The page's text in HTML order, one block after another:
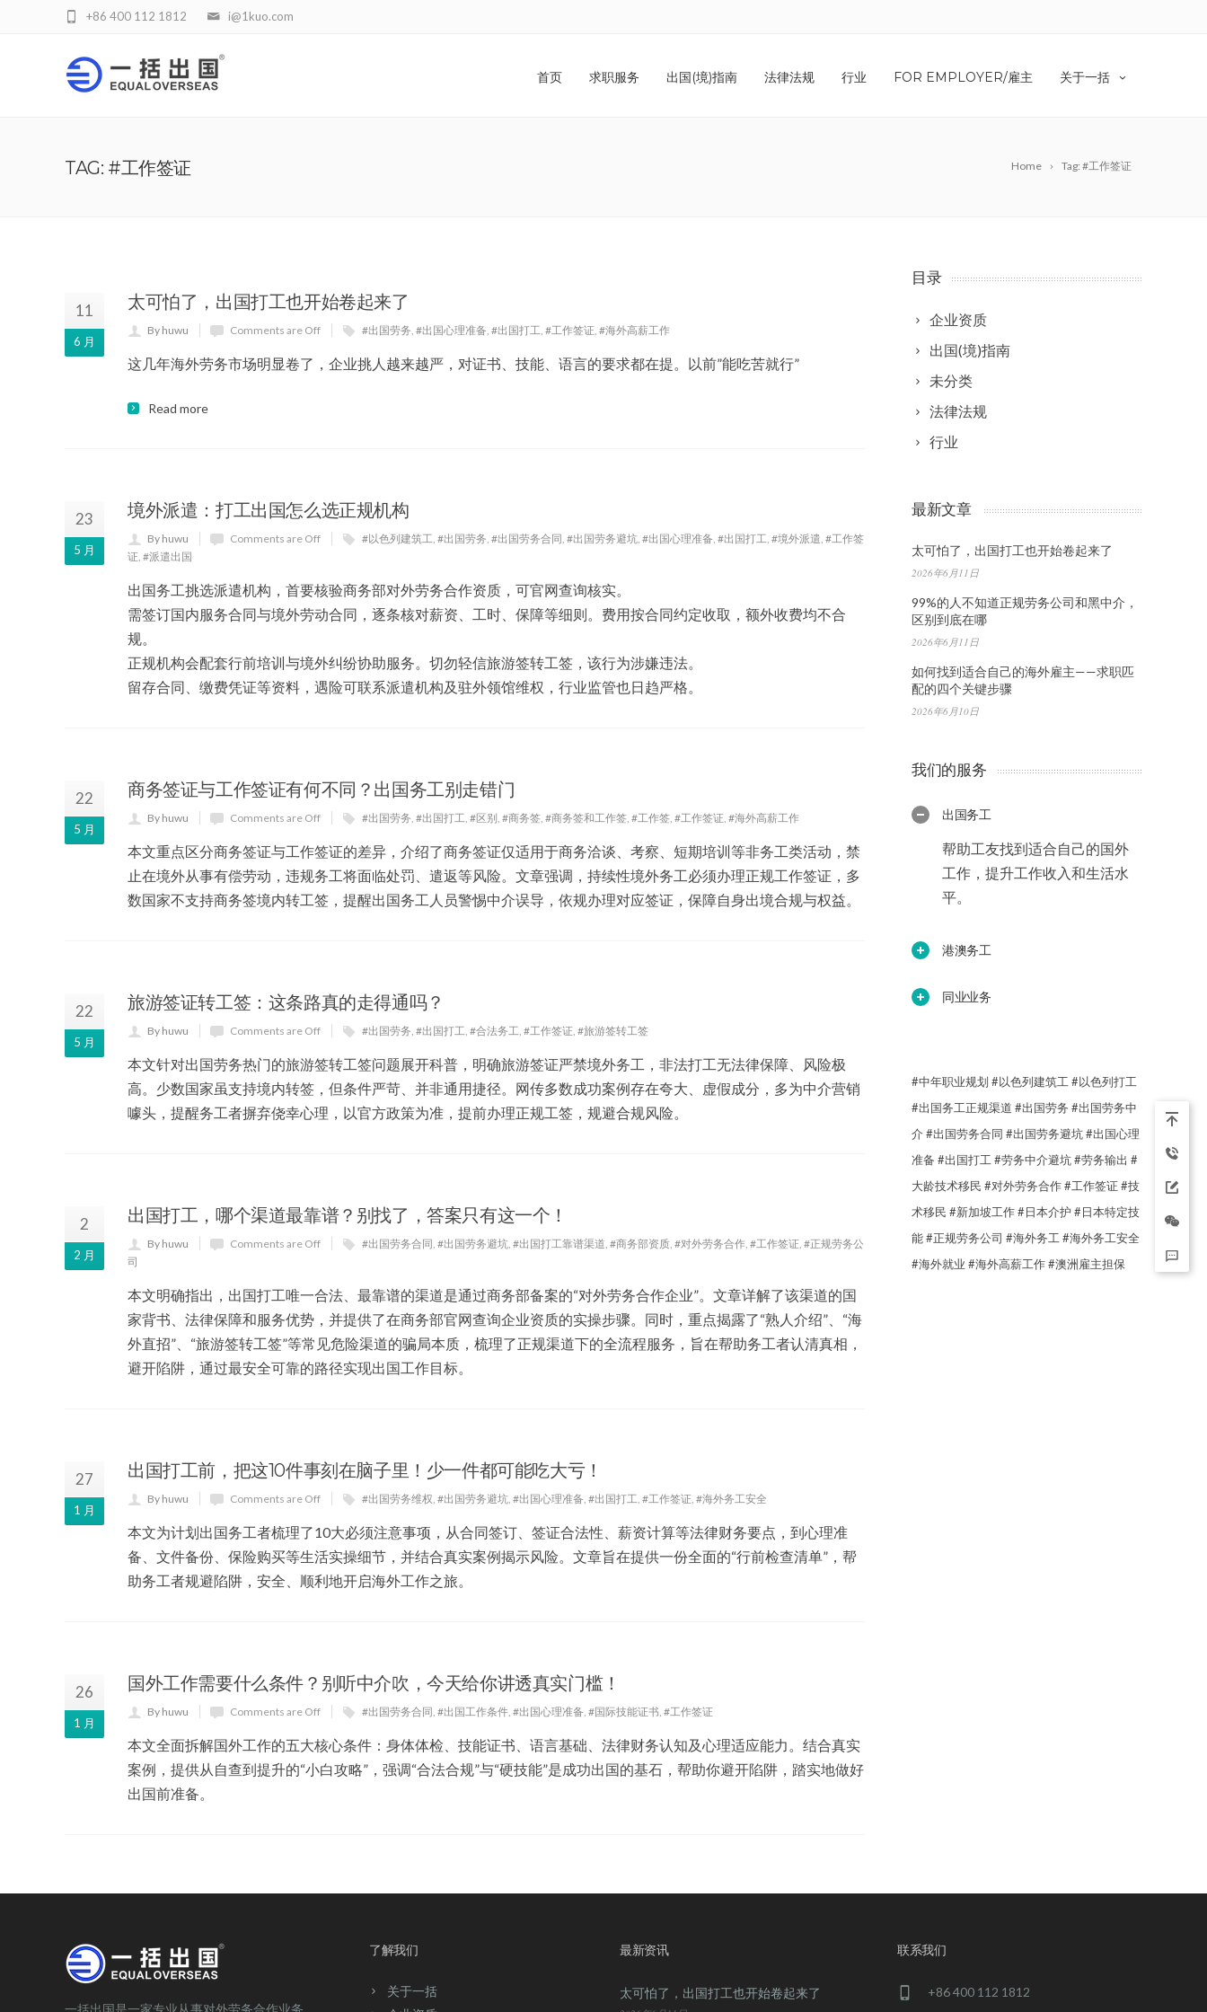
i@1kuo.com
+86 400 112 1812
首页 求职服务 出国(境)指南 法律法规 行业 FOR EMPLOYER/雇主 关于一括
Home Tag: #工作签证
TAG: #工作签证
11
6 月
太可怕了，出国打工也开始卷起来了
By huwu Comments are Off #出国劳务, #出国心理准备, #出国打工, #工作签证, #海外高薪工作
这几年海外劳务市场明显卷了，企业挑人越来越严，对证书、技能、语言的要求都在提。以前”能吃苦就行”
Read more
23
5 月
境外派遣：打工出国怎么选正规机构
By huwu Comments are Off #以色列建筑工, #出国劳务, #出国劳务合同, #出国劳务避坑, #出国心理准备, #出国打工, #境外派遣, #工作签
证, #派遣出国
出国务工挑选派遣机构，首要核验商务部对外劳务合作资质，可官网查询核实。
需签订国内服务合同与境外劳动合同，逐条核对薪资、工时、保障等细则。费用按合同约定收取，额外收费均不合
规。
正规机构会配套行前培训与境外纠纷协助服务。切勿轻信旅游签转工签，该行为涉嫌违法。
留存合同、缴费凭证等资料，遇险可联系派遣机构及驻外领馆维权，行业监管也日趋严格。
22
5 月
商务签证与工作签证有何不同？出国务工别走错门
By huwu Comments are Off #出国劳务, #出国打工, #区别, #商务签, #商务签和工作签, #工作签, #工作签证, #海外高薪工作
本文重点区分商务签证与工作签证的差异，介绍了商务签证仅适用于商务洽谈、考察、短期培训等非务工类活动，禁
止在境外从事有偿劳动，违规务工将面临处罚、遣返等风险。文章强调，持续性境外务工必须办理正规工作签证，多
数国家不支持商务签境内转工签，提醒出国务工人员警惕中介误导，依规办理对应签证，保障自身出境合规与权益。
22
5 月
旅游签证转工签：这条路真的走得通吗？
By huwu Comments are Off #出国劳务, #出国打工, #合法务工, #工作签证, #旅游签转工签
本文针对出国劳务热门的旅游签转工签问题展开科普，明确旅游签证严禁境外务工，非法打工无法律保障、风险极
高。少数国家虽支持境内转签，但条件严苛、并非通用捷径。网传多数成功案例存在夸大、虚假成分，多为中介营销
噱头，提醒务工者摒弃侥幸心理，以官方政策为准，提前办理正规工签，规避合规风险。
2
2 月
出国打工，哪个渠道最靠谱？别找了，答案只有这一个！
By huwu Comments are Off #出国劳务合同, #出国劳务避坑, #出国打工靠谱渠道, #商务部资质, #对外劳务合作, #工作签证, #正规劳务公
司
本文明确指出，出国打工唯一合法、最靠谱的渠道是通过商务部备案的“对外劳务合作企业”。文章详解了该渠道的国
家背书、法律保障和服务优势，并提供了在商务部官网查询企业资质的实操步骤。同时，重点揭露了“熟人介绍”、“海
外直招”、“旅游签转工签”等常见危险渠道的骗局本质，梳理了正规渠道下的全流程服务，旨在帮助务工者认清真相，
避开陷阱，通过最安全可靠的路径实现出国工作目标。
27
1 月
出国打工前，把这10件事刻在脑子里！少一件都可能吃大亏！
By huwu Comments are Off #出国劳务维权, #出国劳务避坑, #出国心理准备, #出国打工, #工作签证, #海外务工安全
本文为计划出国务工者梳理了10大必须注意事项，从合同签订、签证合法性、薪资计算等法律财务要点，到心理准
备、文件备份、保险购买等生活实操细节，并结合真实案例揭示风险。文章旨在提供一份全面的“行前检查清单”，帮
助务工者规避陷阱，安全、顺利地开启海外工作之旅。
26
1 月
国外工作需要什么条件？别听中介吹，今天给你讲透真实门槛！
By huwu Comments are Off #出国劳务合同, #出国工作条件, #出国心理准备, #国际技能证书, #工作签证
本文全面拆解国外工作的五大核心条件：身体体检、技能证书、语言基础、法律财务认知及心理适应能力。结合真实
案例，提供从自查到提升的“小白攻略”，强调“合法合规”与“硬技能”是成功出国的基石，帮助你避开陷阱，踏实地做好
出国前准备。
目录
企业资质
出国(境)指南
未分类
法律法规
行业
最新文章
太可怕了，出国打工也开始卷起来了
2026年6月11日
99%的人不知道正规劳务公司和黑中介，
区别到底在哪
2026年6月11日
如何找到适合自己的海外雇主——求职匹
配的四个关键步骤
2026年6月10日
我们的服务
出国务工
帮助工友找到适合自己的国外
工作，提升工作收入和生活水
平。
港澳务工
同业业务
#中年职业规划 #以色列建筑工 #以色列打工
#出国务工正规渠道 #出国劳务 #出国劳务中
介 #出国劳务合同 #出国劳务避坑#出国心理
准备 #出国打工 #劳务中介避坑#劳务输出 #
大龄技术移民 #对外劳务合作#工作签证#技
术移民 #新加坡工作#日本介护 #日本特定技
能#正规劳务公司 #海外务工 #海外务工安全
#海外就业 #海外高薪工作#澳洲雇主担保
一括出国是一家专业从事对外劳务合作业务
了解我们
关于一括
最新资讯
太可怕了，出国打工也开始卷起来了
联系我们
+86 400 112 1812